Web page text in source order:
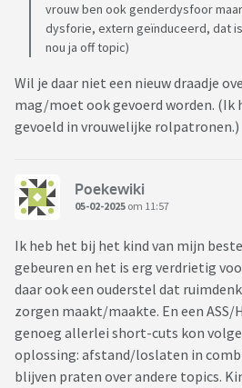
vrouw ben ook genderdysfoor
dysforie, extern geïnduceerd, dat
nou ja off topic)
Wil je daar niet een nieuw draadje
mag/moet ook gevoerd worden. (Ik
gevoeld in vrouwelijke rolpatronen.)
Poekewiki
05-02-2025 om 11:57
Ik heb het bij het kind van mijn
gebeuren en het is erg verdrietig
daar ook een ouderstel dat
zorgen maakt/maakte. En een ASS/
genoeg allerlei short-cuts kon
oplossing: afstand/loslaten in
blijven praten over andere topics.